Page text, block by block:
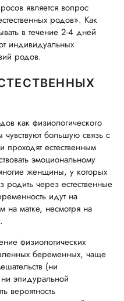
является вопрос
родов». Как
в течение 2-4 дней
индивидуальных
родов.
как физиологического
большую связь с
естественным
эмоциональному
женщины, у которых
через естественные
идут на
на матке, несмотря на
физиологических
беременных, чаще
(ни
эпидуральной
вероятность